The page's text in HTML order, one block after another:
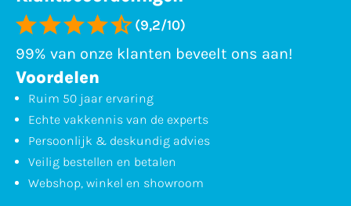
(9,2/10)
99% van onze klanten beveelt ons aan!
Voordelen
Ruim 50 jaar ervaring
Echte vakkennis van de experts
Persoonlijk & deskundig advies
Veilig bestellen en betalen
Webshop, winkel en showroom